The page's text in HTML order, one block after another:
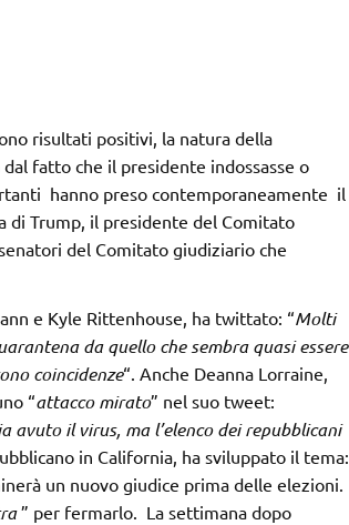
risultati positivi, la natura della
fatto che il presidente indossasse o
hanno preso contemporaneamente il
di Trump, il presidente del Comitato
del Comitato giudiziario che
e Kyle Rittenhouse, ha twittato: “Molti
da quello che sembra quasi essere
coincidenze“. Anche Deanna Lorraine,
“attacco mirato” nel suo tweet:
avuto il virus, ma l’elenco dei repubblicani
in California, ha sviluppato il tema:
un nuovo giudice prima delle elezioni.
” per fermarlo. La settimana dopo